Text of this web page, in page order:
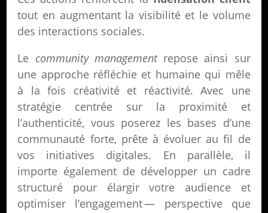
tout en augmentant la visibilité et le volume
des interactions sociales.
Le community managementrepose ainsi sur
une approche réfléchie et humaine qui mêle
à la fois créativité et réactivité. Avec une
stratégie centrée sur la proximité et
l’authenticité, vous poserez les bases d’une
communauté forte, prête à évoluer au fil de
vos initiatives digitales. En parallèle, il
importe également de développer un cadre
structuré pour élargir votre audience et
optimiser l’engagement — perspective que